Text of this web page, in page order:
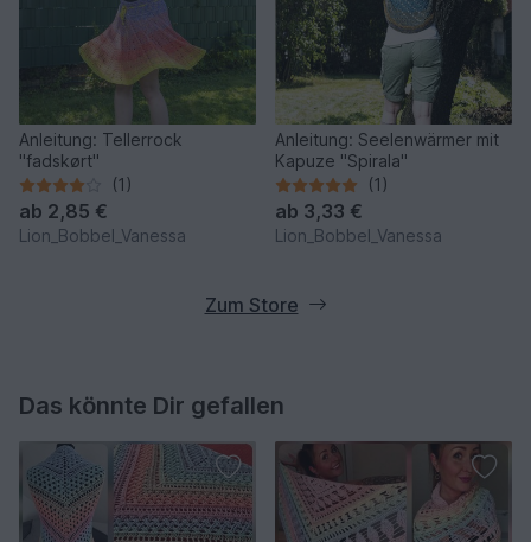
Anleitung: Tellerrock
"fadskørt"
(1)
ab 2,85 €
Lion_Bobbel_Vanessa
Anleitung: Seelenwärmer mit
Kapuze "Spirala"
(1)
ab 3,33 €
Lion_Bobbel_Vanessa
Zum Store
Das könnte Dir gefallen